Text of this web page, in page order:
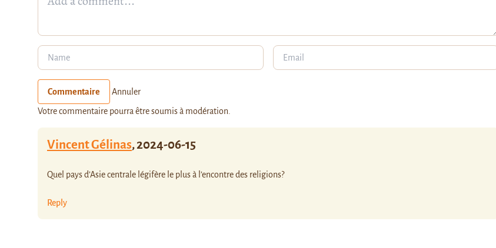
Commentaire Annuler
Votre commentaire pourra être soumis à modération.
Vincent Gélinas,2024-06-15
Quel pays d’Asie centrale légifère le plus à l’encontre des religions?
Reply